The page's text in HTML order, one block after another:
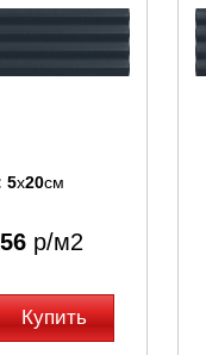
5x20см
р/м2
Купить